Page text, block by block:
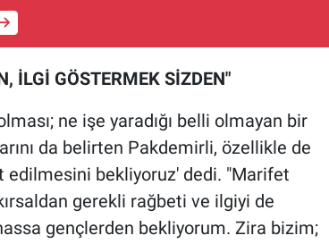
İLGİ GÖSTERMEK SİZDEN"
ne işe yaradığı belli olmayan bir
da belirten Pakdemirli, özellikle de
edilmesini bekliyoruz' dedi. "Marifet
gerekli rağbeti ve ilgiyi de
gençlerden bekliyorum. Zira bizim;